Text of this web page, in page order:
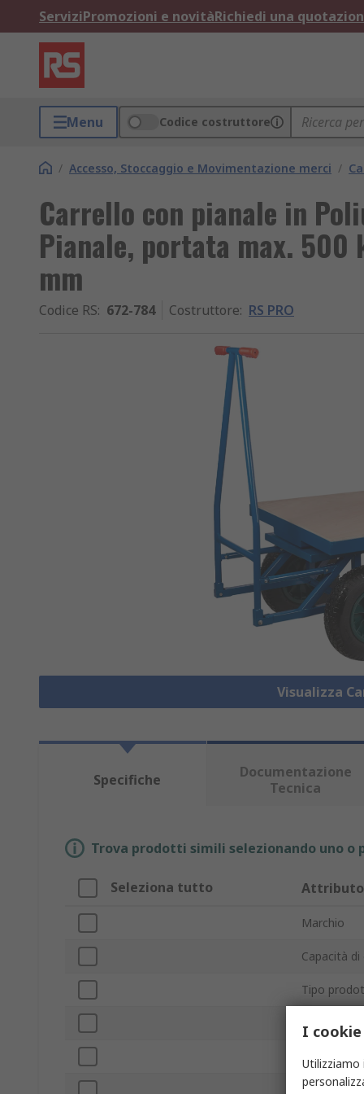
ServiziPromozioni e novitàRichiedi una
Menu Codice costruttore
/ Accesso, Stoccaggio e Movimentazione merci /
Carrello con pianale in
Pianale, portata max. 500
mm
Codice RS: 672-784 Costruttore: RS PRO
Visualizza
Specifiche
Documentazione
Tecnica
Trova prodotti simili selezionando uno
Seleziona tutto Attributo
Marchio
Capacità di
Tipo
Tipo
Materiale
Numero di
I